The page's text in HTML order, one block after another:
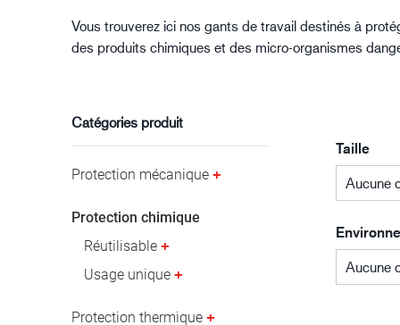
Vous trouverez ici nos gants de travail destinés à
des produits chimiques et des micro-organismes
Catégories produit
Protection mécanique
Protection chimique
Réutilisable
Usage unique
Protection thermique
Taille
Aucune
Aucune